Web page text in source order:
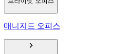
매니지드 오피스